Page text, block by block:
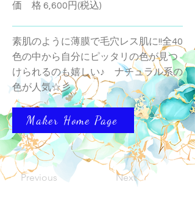
価 格 6,600円(税込)
素肌のように薄膜で毛穴レス肌に!!全40
色の中から自分にピッタリの色が見つ
けられるのも嬉しい♪ ナチュラル系の
色が人気☆彡
Maker Home Page
Previous Next